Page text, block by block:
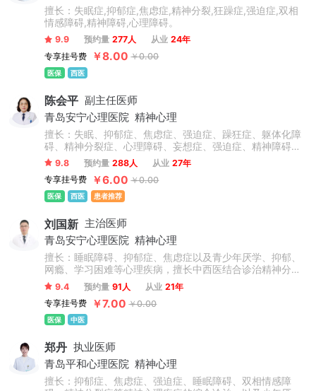
擅长：失眠症,抑郁症,焦虑症,精神分裂,狂躁症,强迫症,双相
情感障碍,精神障碍,心理障碍。
9.9 预约量 277人 从业 24年
专享挂号费
￥8.00 ￥0.00
医保 西医
陈会平 副主任医师
青岛安宁心理医院 精神心理
擅长：失眠、抑郁症、焦虑症、强迫症、躁狂症、躯体化障
碍、精神分裂症、心理障碍、妄想症、强迫症、精神障碍、
幻听，以及青少年心理问题如厌学、网瘾、人际关系、亲子
问题等。
9.8 预约量 288人 从业 27年
专享挂号费
￥6.00 ￥0.00
医保 西医 患者推荐
刘国新 主治医师
青岛安宁心理医院 精神心理
擅长：睡眠障碍、抑郁症、焦虑症以及青少年厌学、抑郁、
网瘾、学习困难等心理疾病，擅长中西医结合诊治精神分裂
等各类精神心理障碍和儿童多动症、抽动症等疾病。
9.4 预约量 91人 从业 21年
专享挂号费
￥7.00 ￥0.00
医保 中医
郑丹 执业医师
青岛平和心理医院 精神心理
擅长：抑郁症、焦虑症、强迫症、睡眠障碍、双相情感障